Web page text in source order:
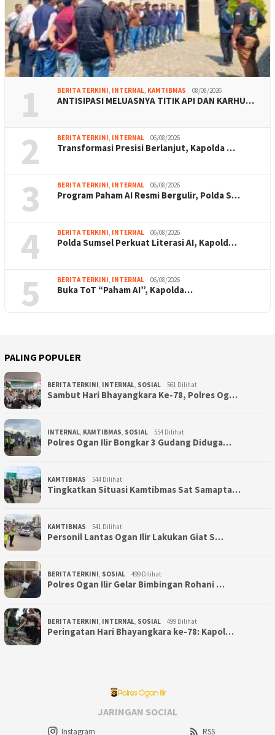
1 BERITA TERKINI, INTERNAL, KAMTIBMAS 08/08/2026
ANTISIPASI MELUASNYA TITIK API DAN KARHU…
2 BERITA TERKINI, INTERNAL 06/08/2026
Transformasi Presisi Berlanjut, Kapolda …
3 BERITA TERKINI, INTERNAL 06/08/2026
Program Paham AI Resmi Bergulir, Polda S…
4 BERITA TERKINI, INTERNAL 06/08/2026
Polda Sumsel Perkuat Literasi AI, Kapold…
5 BERITA TERKINI, INTERNAL 06/08/2026
Buka ToT “Paham AI”, Kapolda…
PALING POPULER
BERITA TERKINI, INTERNAL, SOSIAL 561 Dilihat
Sambut Hari Bhayangkara Ke-78, Polres Og…
INTERNAL, KAMTIBMAS, SOSIAL 554 Dilihat
Polres Ogan Ilir Bongkar 3 Gudang Diduga…
KAMTIBMAS 544 Dilihat
Tingkatkan Situasi Kamtibmas Sat Samapta…
KAMTIBMAS 541 Dilihat
Personil Lantas Ogan Ilir Lakukan Giat S…
BERITA TERKINI, SOSIAL 499 Dilihat
Polres Ogan Ilir Gelar Bimbingan Rohani …
BERITA TERKINI, INTERNAL, SOSIAL 499 Dilihat
Peringatan Hari Bhayangkara ke-78: Kapol…
JARINGAN SOCIAL
Instagram RSS